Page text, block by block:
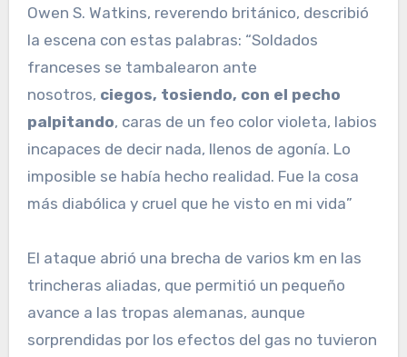
Owen S. Watkins, reverendo británico, describió
la escena con estas palabras: “Soldados
franceses se tambalearon ante
nosotros, ciegos, tosiendo, con el pecho
palpitando, caras de un feo color violeta, labios
incapaces de decir nada, llenos de agonía. Lo
imposible se había hecho realidad. Fue la cosa
más diabólica y cruel que he visto en mi vida”
El ataque abrió una brecha de varios km en las
trincheras aliadas, que permitió un pequeño
avance a las tropas alemanas, aunque
sorprendidas por los efectos del gas no tuvieron